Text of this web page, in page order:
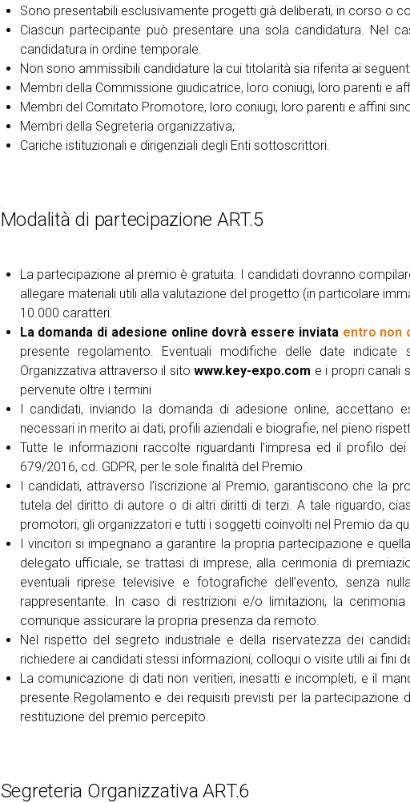
arrow_circle_right SCOPRI LA
Sono presentabili esclusivamente progetti già deliberati, in corso o
Ciascun partecipante può presentare una sola candidatura. Nel
candidatura in ordine temporale.
Non sono ammissibili candidature la cui titolarità sia riferita ai
Membri della Commissione giudicatrice, loro coniugi, loro parenti e
Membri del Comitato Promotore, loro coniugi, loro parenti e affini
Membri della Segreteria organizzativa;
Cariche istituzionali e dirigenziali degli Enti sottoscrittori.
Modalità di partecipazione ART.5
La partecipazione al premio è gratuita. I candidati dovranno
allegare materiali utili alla valutazione del progetto (in particolare
10.000 caratteri.
La domanda di adesione online dovrà essere inviata entro non
presente regolamento. Eventuali modifiche delle date indicate
Organizzativa attraverso il sitowww.key-expo.com e i propri canali
pervenute oltre i termini
I candidati, inviando la domanda di adesione online, accettano
necessari in merito ai dati, profili aziendali e biografie, nel pieno
Tutte le informazioni raccolte riguardanti l’impresa ed il profilo
679/2016, cd. GDPR, per le sole finalità del Premio.
I candidati, attraverso l’iscrizione al Premio, garantiscono che la
tutela del diritto di autore o di altri diritti di terzi. A tale riguardo,
promotori, gli organizzatori e tutti i soggetti coinvolti nel Premio da
I vincitori si impegnano a garantire la propria partecipazione e
delegato ufficiale, se trattasi di imprese, alla cerimonia di
eventuali riprese televisive e fotografiche dell’evento, senza
rappresentante. In caso di restrizioni e/o limitazioni, la
comunque assicurare la propria presenza da remoto.
Nel rispetto del segreto industriale e della riservatezza dei
richiedere ai candidati stessi informazioni, colloqui o visite utili ai fini
La comunicazione di dati non veritieri, inesatti e incompleti, e il
presente Regolamento e dei requisiti previsti per la partecipazione
restituzione del premio percepito. ​
Segreteria Organizzativa ART.6